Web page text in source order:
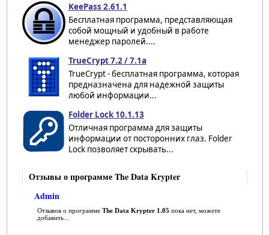
KeePass 2.61.1
Бесплатная программа, представляющая
собой мощный и удобный в работе
менеджер паролей....
TrueCrypt 7.2 / 7.1a
TrueCrypt - бесплатная программа, которая
предназначена для надежной защиты
любой информации...
Folder Lock 10.1.13
Отличная программа для защиты
информации от посторонних глаз. Folder
Lock позволяет скрывать...
Отзывы о программе The Data Krypter
Admin
Отзывов о программе The Data Krypter 1.05 пока нет, можете
добавить...